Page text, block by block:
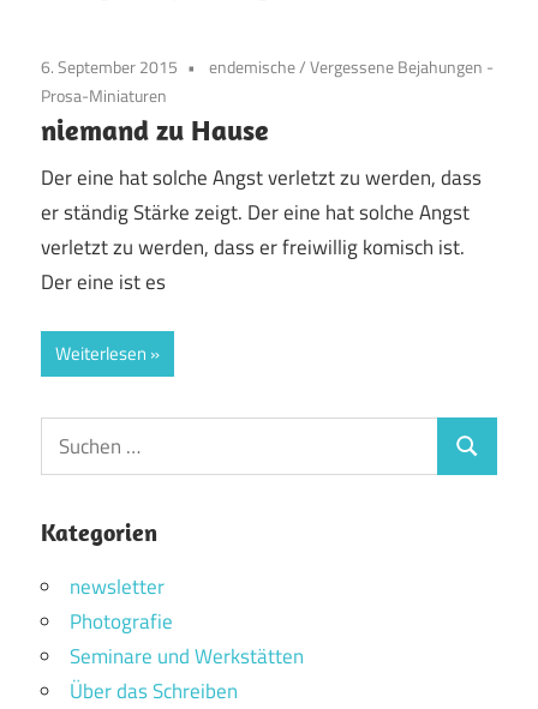
6. September 2015 endemische/Vergessene Bejahungen -
Prosa-Miniaturen
niemand zu Hause
Der eine hat solche Angst verletzt zu werden, dass
er ständig Stärke zeigt. Der eine hat solche Angst
verletzt zu werden, dass er freiwillig komisch ist.
Der eine ist es
Weiterlesen
Suchen
nach:
Suchen
Kategorien
newsletter
Photografie
Seminare und Werkstätten
Über das Schreiben